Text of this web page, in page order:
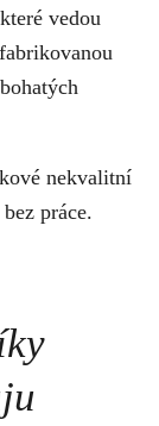
vedou
nekvalitní
práce.